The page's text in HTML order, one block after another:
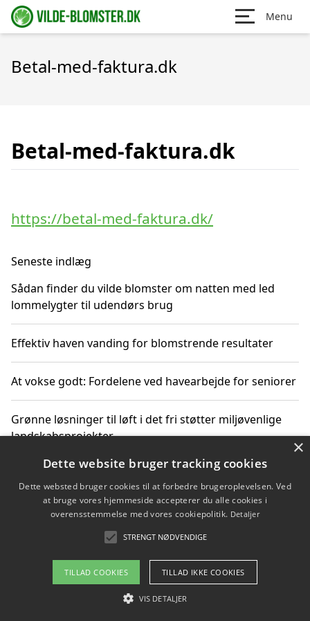
Menu
Betal-med-faktura.dk
Betal-med-faktura.dk
https://betal-med-faktura.dk/
Seneste indlæg
Sådan finder du vilde blomster om natten med led
lommelygter til udendørs brug
Effektiv haven vanding for blomstrende resultater
At vokse godt: Fordelene ved havearbejde for seniorer
Grønne løsninger til løft i det fri støtter miljøvenlige
landskabsprojekter
Gør haven til et frirum for familien og naturen
Copyright 2026 - Pilanto Aps
Om / kontakt
Blog Betingelser
×
Dette website bruger tracking cookies
Dette websted bruger cookies til at forbedre brugeroplevelsen. Ved
at bruge vores hjemmeside accepterer du alle cookies i
overensstemmelse med vores cookiepolitik. Detaljer
STRENGT NØDVENDIGE
TILLAD COOKIES TILLAD IKKE COOKIES
VIS DETALJER